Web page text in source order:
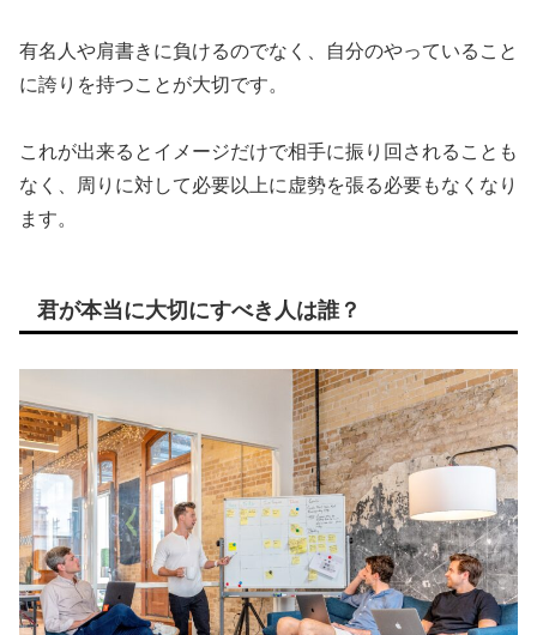
有名人や肩書きに負けるのでなく、自分のやっていること
に誇りを持つことが大切です。
これが出来るとイメージだけで相手に振り回されることも
なく、周りに対して必要以上に虚勢を張る必要もなくなり
ます。
君が本当に大切にすべき人は誰？